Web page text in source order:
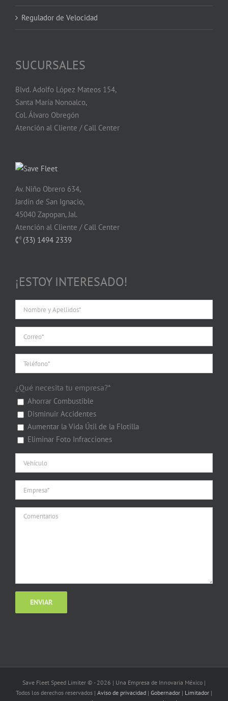
Regulador de Velocidad
SUCURSALES
Blvd. Adolfo López Mateos 154,
Santa María Nonoalco,
Col. Álvaro Obregón
Atención al Cliente / Call Center
Av. Niño Obrero 634,
Jardín de San Ignacio,
45040 Zapopan, Jal.
Atención al Cliente / Call Center
(33) 1494 2339
¡ESTOY INTERESADO!
¿Qué necesita tu empresa?*
Ahorrar Combustible
Disminuir Accidentes
Aumentar la Vida Útil de la Flotilla
Eliminar Foto Infracciones
Save Fleet Speed Limiter © - 2026 | Una Empresa de Innovaria México |
Todos los derechos reservados | Aviso de privacidad | Gobernador | Limitador |